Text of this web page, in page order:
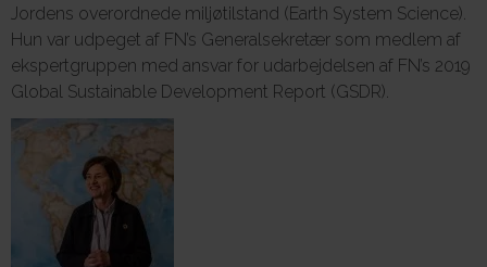
Jordens overordnede miljøtilstand (Earth System Science).
Hun var udpeget af FN’s Generalsekretær som medlem af
ekspertgruppen med ansvar for udarbejdelsen af FN’s 2019
Global Sustainable Development Report (GSDR).